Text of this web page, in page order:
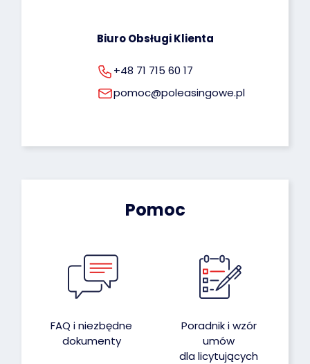
Biuro Obsługi Klienta
+48 71 715 60 17
pomoc@poleasingowe.pl
Pomoc
FAQ i niezbędne
dokumenty
Poradnik i wzór
umów
dla licytujących